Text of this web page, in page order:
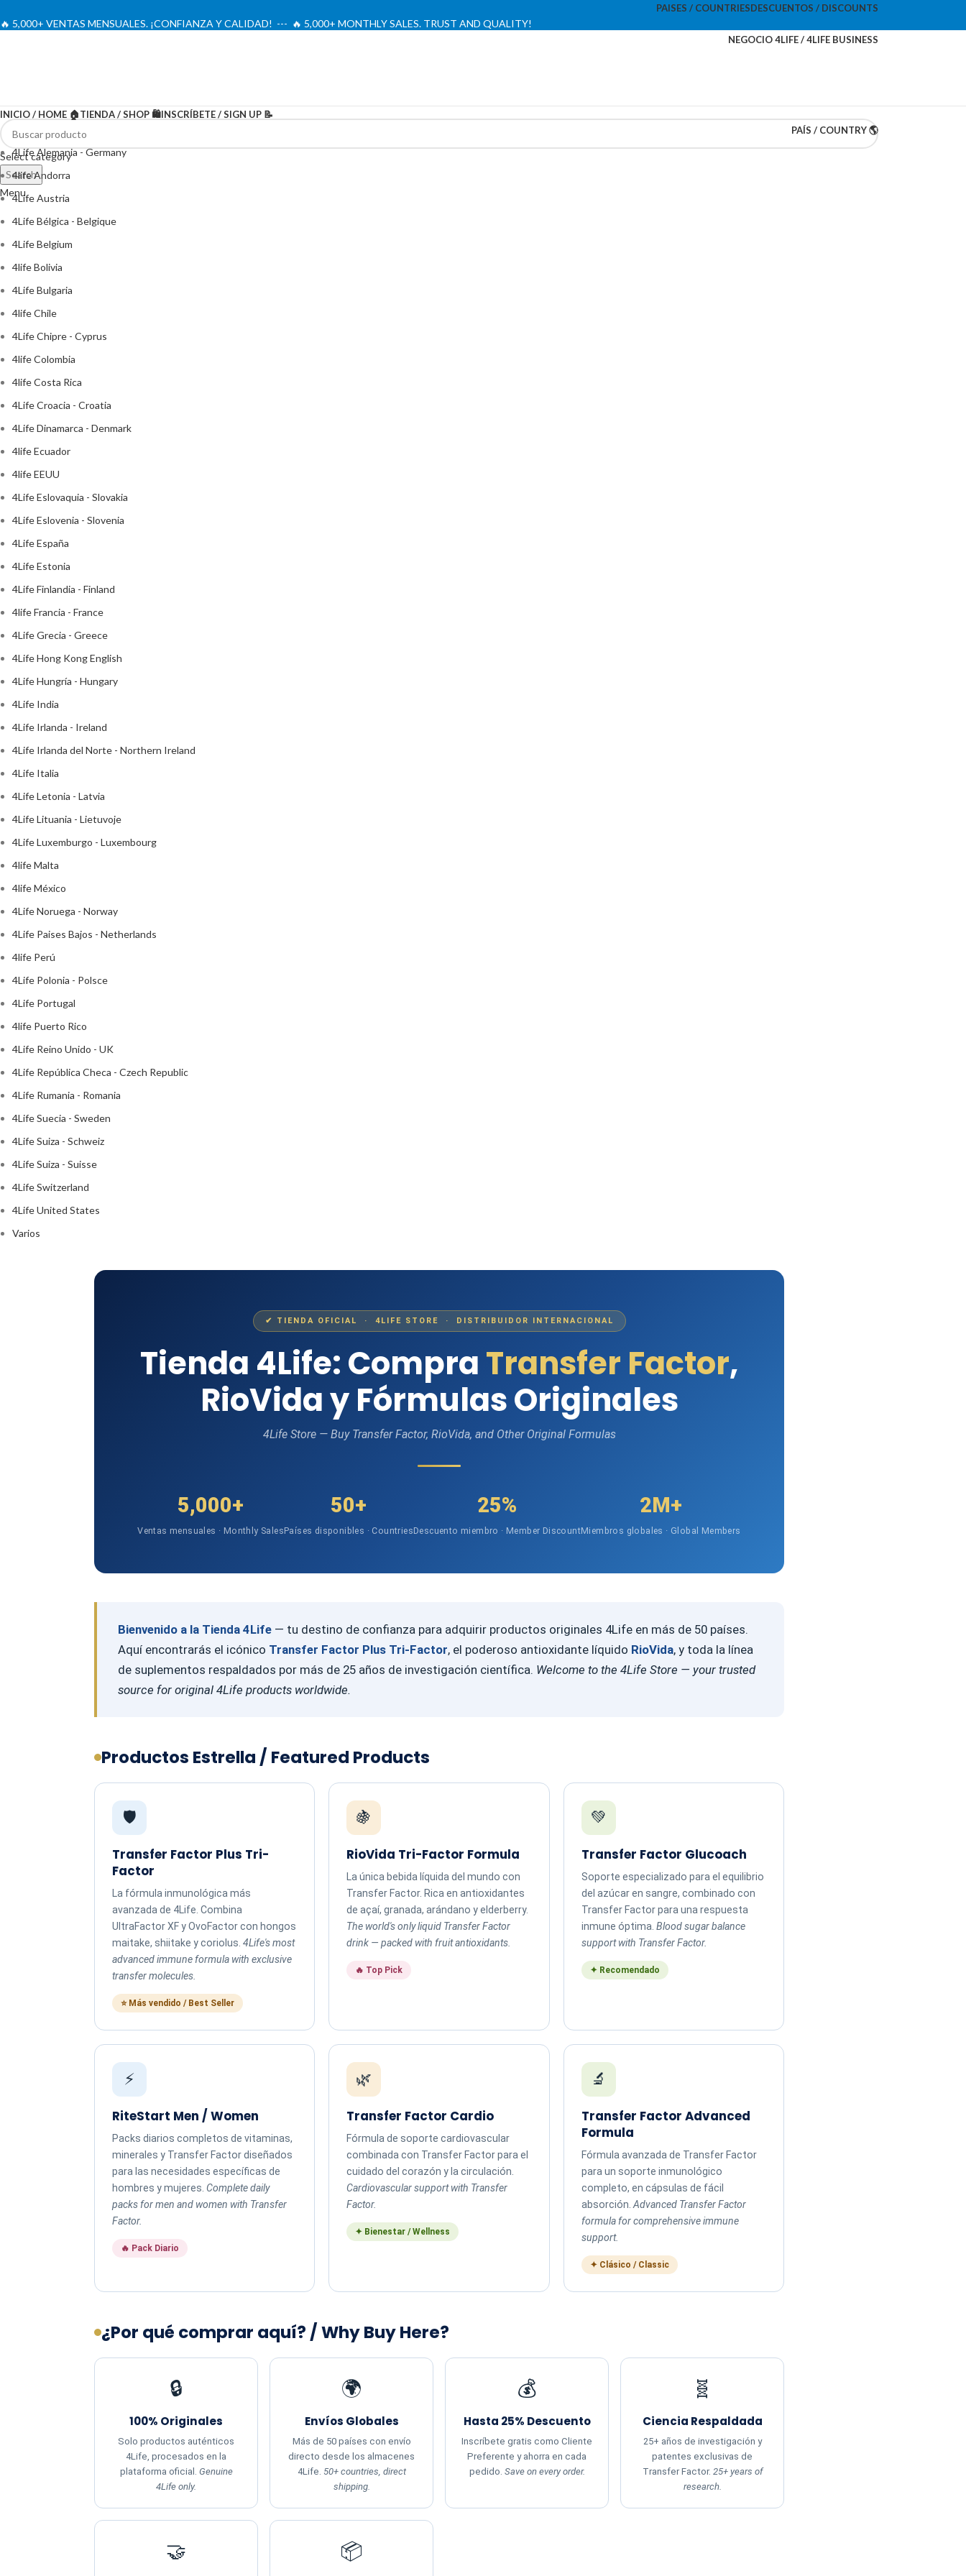
PAISES / COUNTRIESDESCUENTOS / DISCOUNTS
🔥 5,000+ VENTAS MENSUALES. ¡CONFIANZA Y CALIDAD! --- 🔥 5,000+ MONTHLY SALES. TRUST AND QUALITY!
NEGOCIO 4LIFE / 4LIFE BUSINESS
Select category
Search
Menu
INICIO / HOME 🏠TIENDA / SHOP 🛍️INSCRÍBETE / SIGN UP 📝
PAÍS / COUNTRY 🌎
4Life Alemania - Germany
4life Andorra
4Life Austria
4Life Bélgica - Belgique
4Life Belgium
4life Bolivia
4Life Bulgaria
4life Chile
4Life Chipre - Cyprus
4life Colombia
4life Costa Rica
4Life Croacia - Croatia
4Life Dinamarca - Denmark
4life Ecuador
4life EEUU
4Life Eslovaquia - Slovakia
4Life Eslovenia - Slovenia
4Life España
4Life Estonia
4Life Finlandia - Finland
4life Francia - France
4Life Grecia - Greece
4Life Hong Kong English
4Life Hungría - Hungary
4Life India
4Life Irlanda - Ireland
4Life Irlanda del Norte - Northern Ireland
4Life Italia
4Life Letonia - Latvia
4Life Lituania - Lietuvoje
4Life Luxemburgo - Luxembourg
4life Malta
4life México
4Life Noruega - Norway
4Life Paises Bajos - Netherlands
4life Perú
4Life Polonia - Polsce
4Life Portugal
4life Puerto Rico
4Life Reino Unido - UK
4Life República Checa - Czech Republic
4Life Rumania - Romania
4Life Suecia - Sweden
4Life Suiza - Schweiz
4Life Suiza - Suisse
4Life Switzerland
4Life United States
Varios
✔ TIENDA OFICIAL · 4LIFE STORE · DISTRIBUIDOR INTERNACIONAL
Tienda 4Life: Compra Transfer Factor,
RioVida y Fórmulas Originales
4Life Store — Buy Transfer Factor, RioVida, and Other Original Formulas
5,000+
Ventas mensuales · Monthly Sales
50+
Países disponibles · Countries
25%
Descuento miembro · Member Discount
2M+
Miembros globales · Global Members
Bienvenido a la Tienda 4Life— tu destino de confianza para adquirir productos originales 4Life en más de 50 países.
Aquí encontrarás el icónico Transfer Factor Plus Tri-Factor, el poderoso antioxidante líquido RioVida, y toda la línea
de suplementos respaldados por más de 25 años de investigación científica. Welcome to the 4Life Store — your trusted
source for original 4Life products worldwide.
Productos Estrella / Featured Products
🛡️
Transfer Factor Plus Tri-
Factor
La fórmula inmunológica más
avanzada de 4Life. Combina
UltraFactor XF y OvoFactor con hongos
maitake, shiitake y coriolus. 4Life's most
advanced immune formula with exclusive
transfer molecules.
⭐ Más vendido / Best Seller
🍇
RioVida Tri-Factor Formula
La única bebida líquida del mundo con
Transfer Factor. Rica en antioxidantes
de açaí, granada, arándano y elderberry.
The world's only liquid Transfer Factor
drink — packed with fruit antioxidants.
🔥 Top Pick
💚
Transfer Factor Glucoach
Soporte especializado para el equilibrio
del azúcar en sangre, combinado con
Transfer Factor para una respuesta
inmune óptima. Blood sugar balance
support with Transfer Factor.
✦ Recomendado
⚡
RiteStart Men / Women
Packs diarios completos de vitaminas,
minerales y Transfer Factor diseñados
para las necesidades específicas de
hombres y mujeres. Complete daily
packs for men and women with Transfer
Factor.
🔥 Pack Diario
🌿
Transfer Factor Cardio
Fórmula de soporte cardiovascular
combinada con Transfer Factor para el
cuidado del corazón y la circulación.
Cardiovascular support with Transfer
Factor.
✦ Bienestar / Wellness
🔬
Transfer Factor Advanced
Formula
Fórmula avanzada de Transfer Factor
para un soporte inmunológico
completo, en cápsulas de fácil
absorción. Advanced Transfer Factor
formula for comprehensive immune
support.
✦ Clásico / Classic
¿Por qué comprar aquí? / Why Buy Here?
🔒
100% Originales
Solo productos auténticos
4Life, procesados en la
plataforma oficial. Genuine
4Life only.
🌍
Envíos Globales
Más de 50 países con envío
directo desde los almacenes
4Life. 50+ countries, direct
shipping.
💰
Hasta 25% Descuento
Inscríbete gratis como Cliente
Preferente y ahorra en cada
pedido. Save on every order.
🧬
Ciencia Respaldada
25+ años de investigación y
patentes exclusivas de
Transfer Factor. 25+ years of
research.
🤝 📦